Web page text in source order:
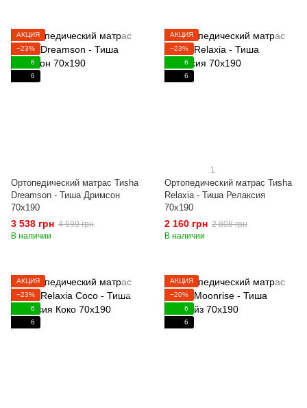
АКЦИЯ
−23%
6
6
Ортопедический матрас Тиshа
Dreamson - Тиша Дримсон
70x190
3 538 грн 4 599 грн
В наличии
АКЦИЯ
−23%
6
6
1
Ортопедический матрас Тиshа
Relaxia - Тиша Релаксия
70x190
2 160 грн 2 808 грн
В наличии
АКЦИЯ
−23%
6
6
АКЦИЯ
−20%
6
6